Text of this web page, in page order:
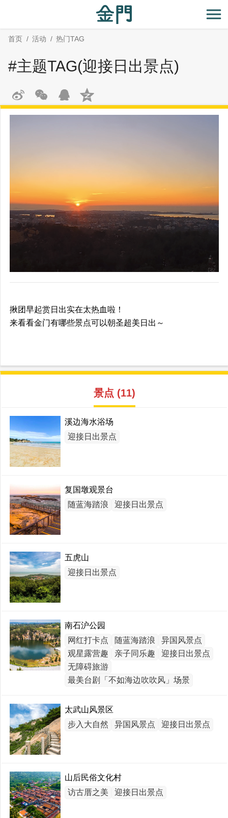
主
开
首页 活动 热门TAG
#主题TAG(迎接日出景点)
社
揪团早起赏日出实在太热血啦！
来看看金门有哪些景点可以朝圣超美日出～
景点 (11)
溪边海水浴场
迎接日出景点
复国墩观景台
随蓝海踏浪
迎接日出景点
五虎山
迎接日出景点
南石沪公园
网红打卡点
随蓝海踏浪
异国风景点
观星露营趣
亲子同乐趣
迎接日出景点
无障碍旅游
最美台剧「不如海边吹吹风」场景
太武山风景区
步入大自然
异国风景点 迎接日出景点
山后民俗文化村
访古厝之美
迎接日出景点